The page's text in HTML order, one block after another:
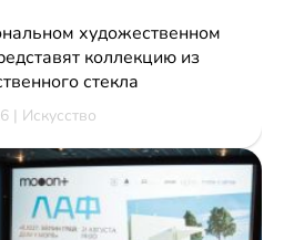
художественном
коллекцию из
стекла
| Искусство